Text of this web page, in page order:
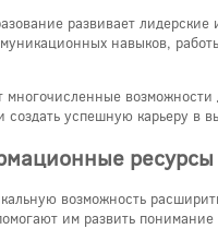
развивает
навыков,
создать успешную карьеру в
ресурсы
возможность
им развить